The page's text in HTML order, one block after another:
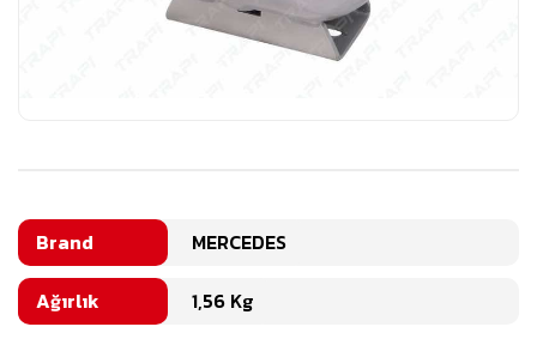
Brand MERCEDES
Ağırlık 1,56 Kg